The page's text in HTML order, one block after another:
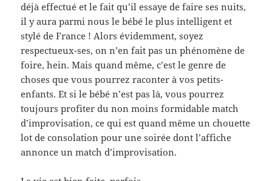
déjà effectué et le fait qu’il essaye de faire ses nuits,
il y aura parmi nous le bébé le plus intelligent et
stylé de France ! Alors évidemment, soyez
respectueux-ses, on n’en fait pas un phénomène de
foire, hein. Mais quand même, c’est le genre de
choses que vous pourrez raconter à vos petits-
enfants. Et si le bébé n’est pas là, vous pourrez
toujours profiter du non moins formidable match
d’improvisation, ce qui est quand même un chouette
lot de consolation pour une soirée dont l’affiche
annonce un match d’improvisation.